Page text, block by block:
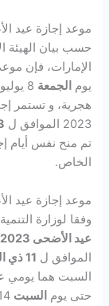
موعد إجازة عيد الأضحى 2023
حسب بيان الهيئة
يوم الجمعة
هجرية، و تستمر
2023 الموافق ل
13
الخاص.
موعد إجازة عيد الأضحى
وفقا لوزارة
عيد الأضحى 2023 بقطر
الموافق ل 11 ذي الحجة 1443
السبت هما يومي
حتى يوم السبت 14 يوليو/تموز 2023 الموافق ل